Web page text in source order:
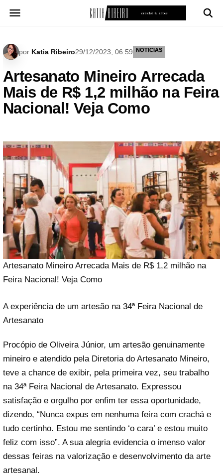
para
por Katia Ribeiro29/12/2023, 06:59 NOTICIAS
Artesanato Mineiro Arrecada
Mais de R$ 1,2 milhão na Feira
Nacional! Veja Como
Artesanato Mineiro Arrecada Mais de R$ 1,2 milhão na
Feira Nacional! Veja Como
A experiência de um artesão na 34ª Feira Nacional de
Artesanato
Procópio de Oliveira Júnior, um artesão genuinamente
mineiro e atendido pela Diretoria do Artesanato Mineiro,
teve a chance de exibir, pela primeira vez, seu trabalho
na 34ª Feira Nacional de Artesanato. Expressou
satisfação e orgulho por enfim ter essa oportunidade,
dizendo, “Nunca expus em nenhuma feira com crachá e
tudo certinho. Estou me sentindo ‘o cara’ e estou muito
feliz com isso”. A sua alegria evidencia o imenso valor
dessas feiras na valorização e desenvolvimento da arte
artesanal.